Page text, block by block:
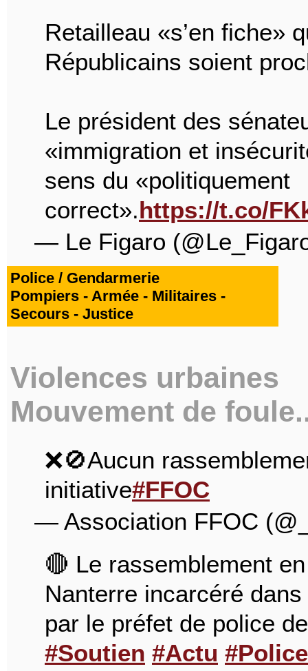
Retailleau «s’en fiche»
Républicains soient
Le président des
«immigration et
sens du «politiquement
correct».https://t.co/
— Le Figaro
Police / Gendarmerie
Pompiers - Armée - Militaires -
Secours - Justice
Violences urbaines
Mouvement de
❌🚫Aucun
initiative#FFOC
— Association FFOC
🔴 Le rassemblement
Nanterre incarcéré
par le préfet de police
#Soutien #Actu #Police